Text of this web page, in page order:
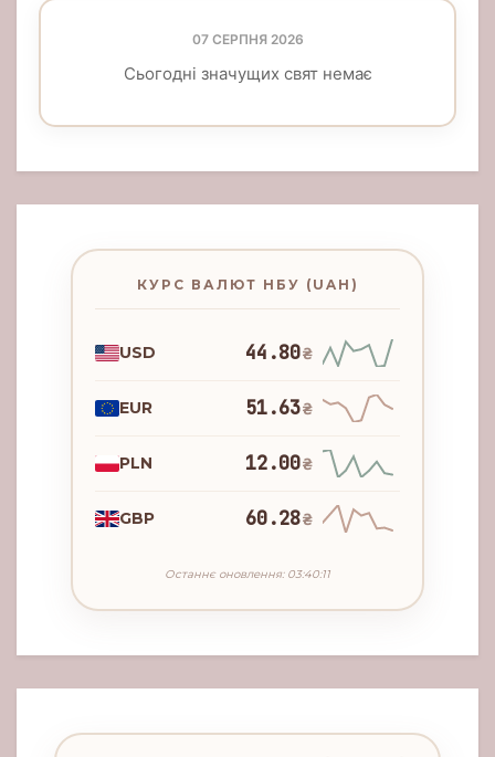
07 СЕРПНЯ 2026
Сьогодні значущих свят немає
КУРС ВАЛЮТ НБУ (UAH)
USD 44.80₴
EUR 51.63₴
PLN 12.00₴
GBP 60.28₴
Останнє оновлення: 03:40:11